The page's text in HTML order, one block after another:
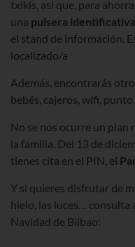
txikis, así que, para
una pulsera
el stand de información.
localizado/a
Además, encontrarás
bebés, cajeros, wifi,
No se nos ocurre un plan
la familia. Del 13 de
tienes cita en el PIN, el
Y si quieres disfrutar de
hielo, las luces… consulta
Navidad de Bilbao: